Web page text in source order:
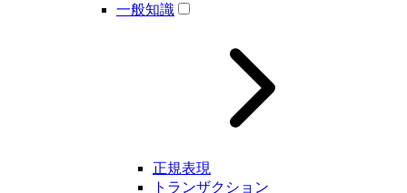
一般知識
正規表現
トランザクション